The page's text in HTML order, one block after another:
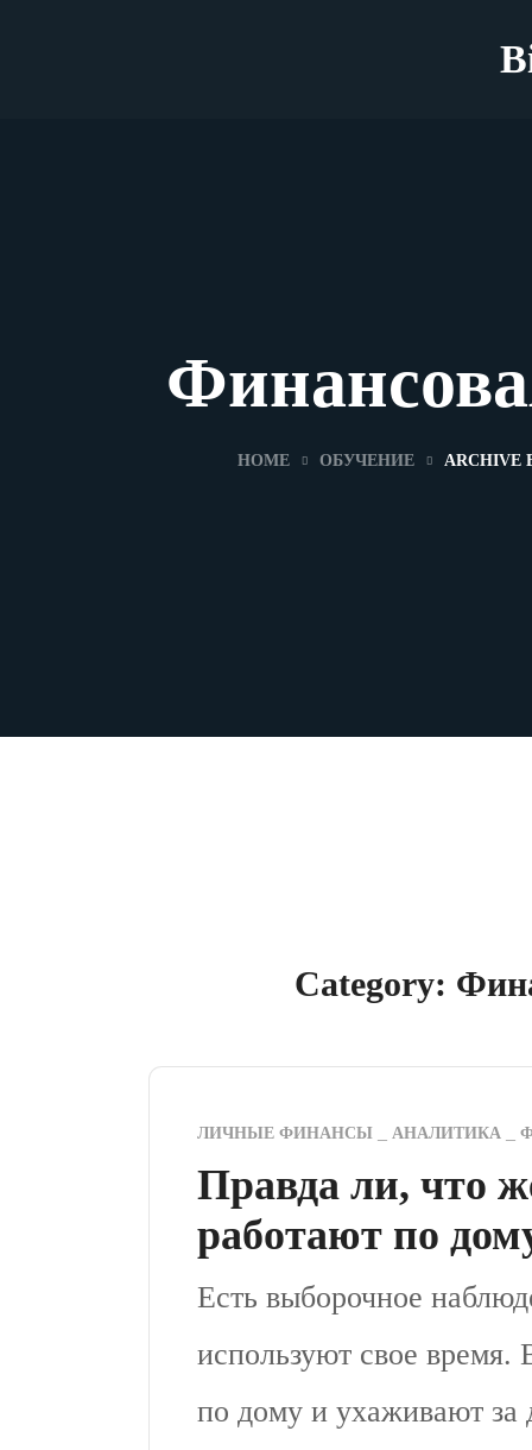
HOME ОБУЧЕНИЕ
Category:
ЛИЧНЫЕ ФИНАНСЫ АНАЛИТИКА
Правда ли, что
работают по
Есть выборочное
используют свое
по дому и ухаживают за